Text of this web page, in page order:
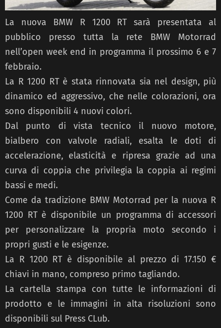
La nuova BMW R 1200 RT sarà presentata al
pubblico presso tutta la rete BMW Motorrad
nell’open week end in programma il prossimo 6 e 7
febbraio.
La R 1200 RT è stata rinnovata sia nel design, più
dinamico ed aggressivo, che nelle colorazioni, ora
sono disponibili 4 nuovi colori.
Dal punto di vista tecnico il nuovo motore,
bialbero con valvole radiali, esalta le doti di
accelerazione, elasticità e ripresa grazie ad una
curva di coppia che privilegia la coppia ai regimi
bassi e medi.
Come da tradizione BMW Motorrad per la nuova R
1200 RT è disponibile un programma di accessori
per personalizzare la propria moto secondo i
propri gusti e le esigenze.
La R 1200 RT è disponibile al prezzo di 17.150 €
chiavi in mano, compreso primo tagliando.
La cartella stampa con tutte le informazioni di
prodotto e le immagini in alta risoluzioni sono
disponibili sul Press CLub.